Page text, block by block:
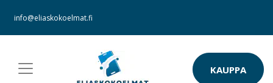
info@eliaskokoelmat.fi
KAUPPA